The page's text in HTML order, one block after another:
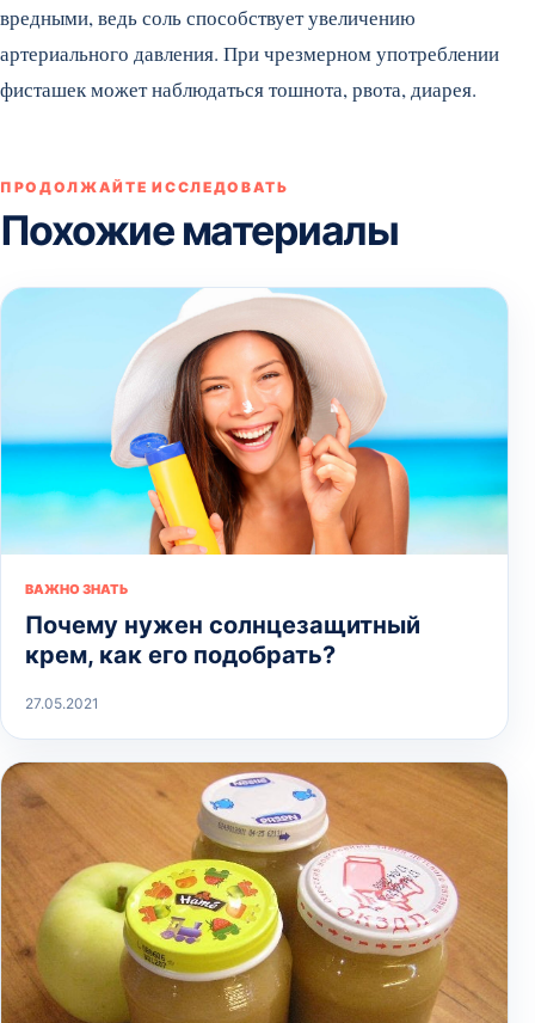
вредными, ведь соль способствует увеличению
артериального давления. При чрезмерном употреблении
фисташек может наблюдаться тошнота, рвота, диарея.
ПРОДОЛЖАЙТЕ ИССЛЕДОВАТЬ
Похожие материалы
ВАЖНО ЗНАТЬ
Почему нужен солнцезащитный
крем, как его подобрать?
27.05.2021